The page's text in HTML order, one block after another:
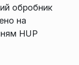
обробник
на
HUP